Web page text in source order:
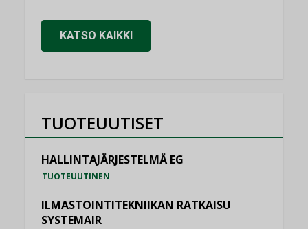
KATSO KAIKKI
TUOTEUUTISET
HALLINTAJÄRJESTELMÄ EG
TUOTEUUTINEN
ILMASTOINTITEKNIIKAN RATKAISU
SYSTEMAIR